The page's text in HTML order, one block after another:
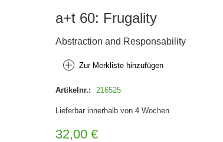
a+t 60: Frugality
Abstraction and Responsability
Zur Merkliste hinzufügen
Artikelnr.: 216525
Lieferbar innerhalb von 4 Wochen
32,00 €